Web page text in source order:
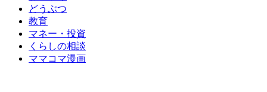
どうぶつ
教育
マネー・投資
くらしの相談
ママコマ漫画